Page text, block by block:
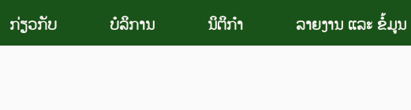
ກ່ຽວກັບ ບໍລິການ ນິຕິກຳ ລາຍງານ ແລະ ຂໍ້ມູນ